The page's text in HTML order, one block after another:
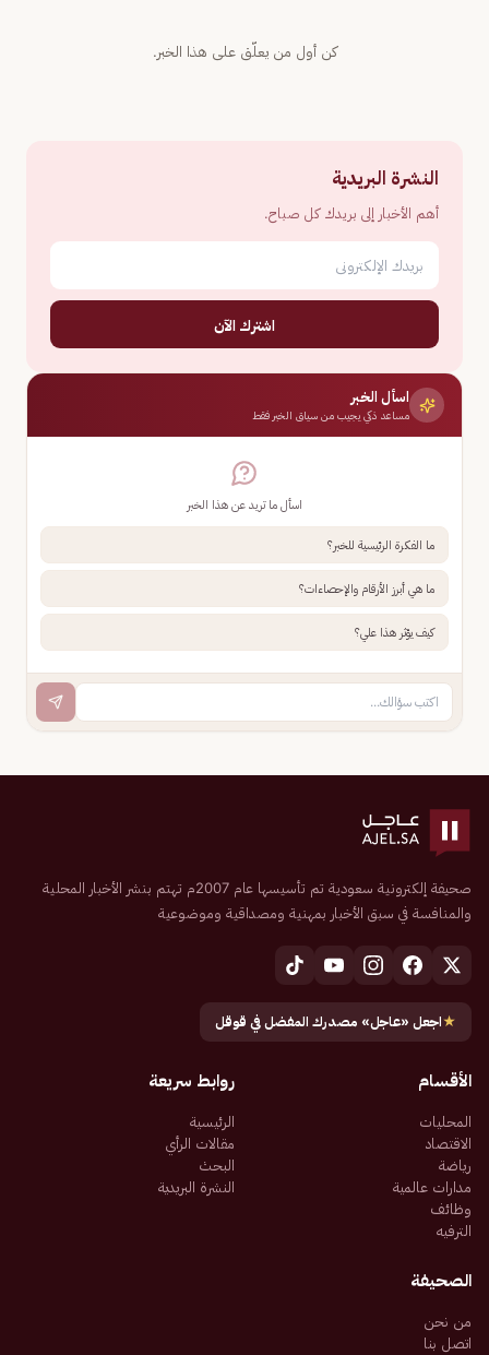
كن أول من يعلّق على هذا الخبر.
النشرة البريدية
أهم الأخبار إلى بريدك كل صباح.
اشترك الآن
اسأل الخبر
مساعد ذكي يجيب من سياق الخبر فقط
اسأل ما تريد عن هذا الخبر
ما الفكرة الرئيسية للخبر؟
ما هي أبرز الأرقام والإحصاءات؟
كيف يؤثر هذا علي؟
صحيفة إلكترونية سعودية تم تأسيسها عام 2007م تهتم بنشر الأخبار المحلية
والمنافسة في سبق الأخبار بمهنية ومصداقية وموضوعية
★اجعل «عاجل» مصدرك المفضل في قوقل
الأقسام
المحليات
الاقتصاد
رياضة
مدارات عالمية
وظائف
الترفيه
روابط سريعة
الرئيسية
مقالات الرأي
البحث
النشرة البريدية
الصحيفة
من نحن
اتصل بنا